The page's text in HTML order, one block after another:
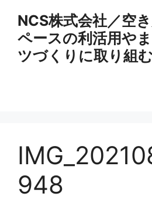
NCS株式会社／空
ペースの利活用や
ツづくりに取り組む
948